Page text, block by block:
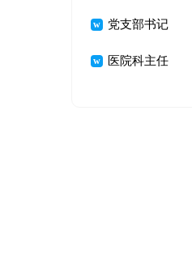
党支部书记
医院科主任